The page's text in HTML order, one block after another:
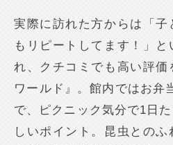
実際に訪れた方からは「子
もリピートしてます！」
れ、クチコミでも高い評
ワールド』。館内ではお弁
で、ピクニック気分で1日
しいポイント。昆虫との